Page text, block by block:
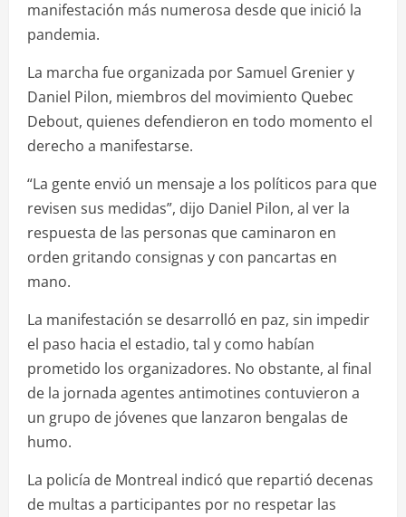
manifestación más numerosa desde que inició la
pandemia.
La marcha fue organizada por Samuel Grenier y
Daniel Pilon, miembros del movimiento Quebec
Debout, quienes defendieron en todo momento el
derecho a manifestarse.
“La gente envió un mensaje a los políticos para que
revisen sus medidas”, dijo Daniel Pilon, al ver la
respuesta de las personas que caminaron en
orden gritando consignas y con pancartas en
mano.
La manifestación se desarrolló en paz, sin impedir
el paso hacia el estadio, tal y como habían
prometido los organizadores. No obstante, al final
de la jornada agentes antimotines contuvieron a
un grupo de jóvenes que lanzaron bengalas de
humo.
La policía de Montreal indicó que repartió decenas
de multas a participantes por no respetar las